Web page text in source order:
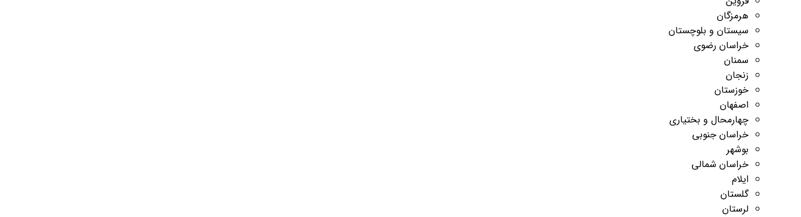
هرمزگان
سیستان و بلوچستان
خراسان رضوی
سمنان
زنجان
خوزستان
اصفهان
چهارمحال و بختیاری
خراسان جنوبی
بوشهر
خراسان شمالی
ایلام
گلستان
لرستان